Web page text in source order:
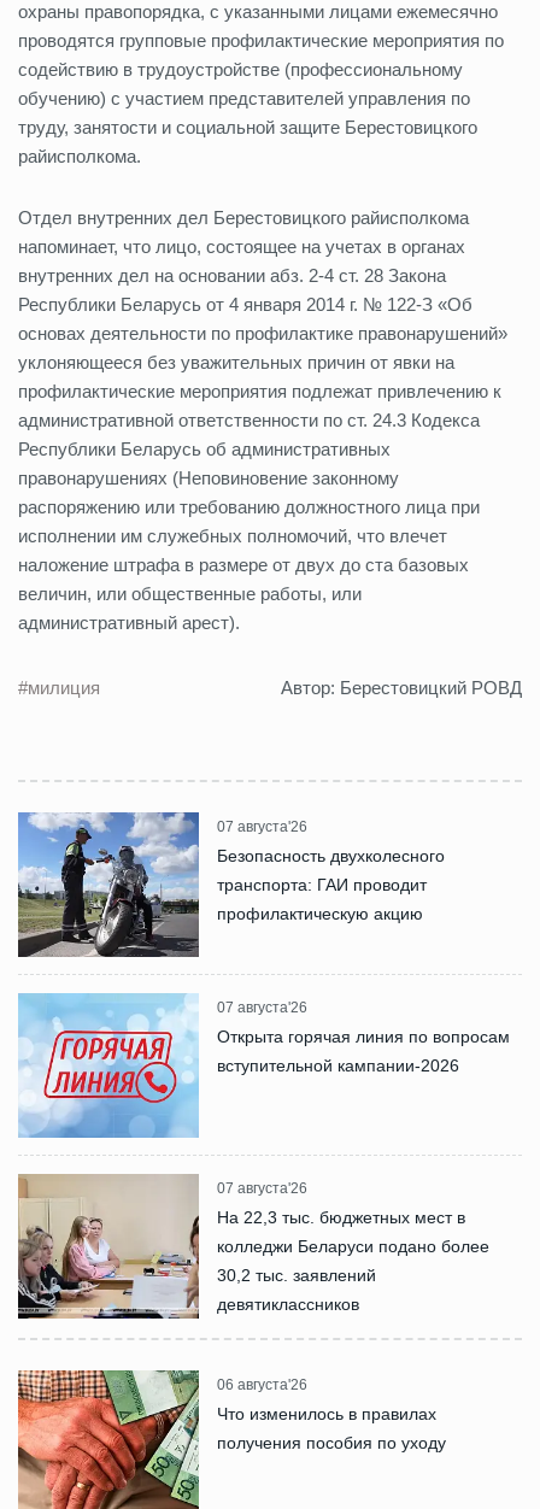
охраны правопорядка, с указанными лицами ежемесячно
проводятся групповые профилактические мероприятия по
содействию в трудоустройстве (профессиональному
обучению) с участием представителей управления по
труду, занятости и социальной защите Берестовицкого
райисполкома.
Отдел внутренних дел Берестовицкого райисполкома
напоминает, что лицо, состоящее на учетах в органах
внутренних дел на основании абз. 2-4 ст. 28 Закона
Республики Беларусь от 4 января 2014 г. № 122-З «Об
основах деятельности по профилактике правонарушений»
уклоняющееся без уважительных причин от явки на
профилактические мероприятия подлежат привлечению к
административной ответственности по ст. 24.3 Кодекса
Республики Беларусь об административных
правонарушениях (Неповиновение законному
распоряжению или требованию должностного лица при
исполнении им служебных полномочий, что влечет
наложение штрафа в размере от двух до ста базовых
величин, или общественные работы, или
административный арест).
#милиция Автор: Берестовицкий РОВД
07 августа'26
Безопасность двухколесного
транспорта: ГАИ проводит
профилактическую акцию
07 августа'26
Открыта горячая линия по вопросам
вступительной кампании-2026
07 августа'26
На 22,3 тыс. бюджетных мест в
колледжи Беларуси подано более
30,2 тыс. заявлений
девятиклассников
06 августа'26
Что изменилось в правилах
получения пособия по уходу